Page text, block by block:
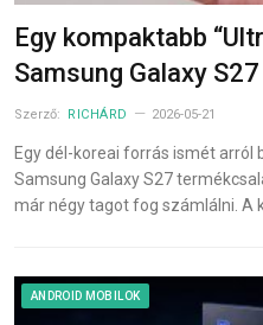
Egy kompaktabb
Samsung Galaxy
Szerző: RICHÁRD 2026-05-21
Egy dél-koreai forrás ismét arról
Samsung Galaxy S27
már négy tagot fog számlálni. A
ANDROID MOBILOK